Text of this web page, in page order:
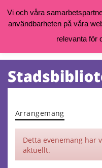
Vill du söka böcker, logga in
goteborg.se/
Öppettider, katalog och
Tjänster
Arrangemang
Detta evenemang har
aktuellt.
Vi och våra
användbarheten på våra
relevanta för